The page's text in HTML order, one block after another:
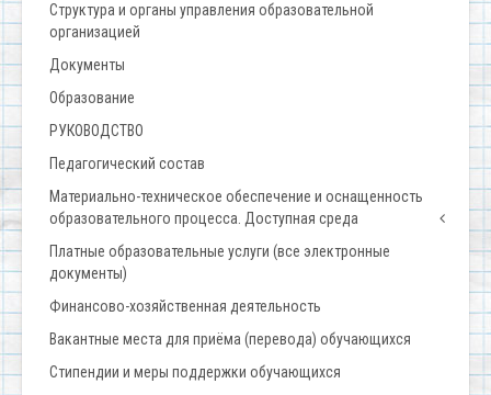
Структура и органы управления образовательной
организацией
Документы
Образование
РУКОВОДСТВО
Педагогический состав
Материально-техническое обеспечение и оснащенность
образовательного процесса. Доступная среда
Платные образовательные услуги (все электронные
документы)
Финансово-хозяйственная деятельность
Вакантные места для приёма (перевода) обучающихся
Стипендии и меры поддержки обучающихся